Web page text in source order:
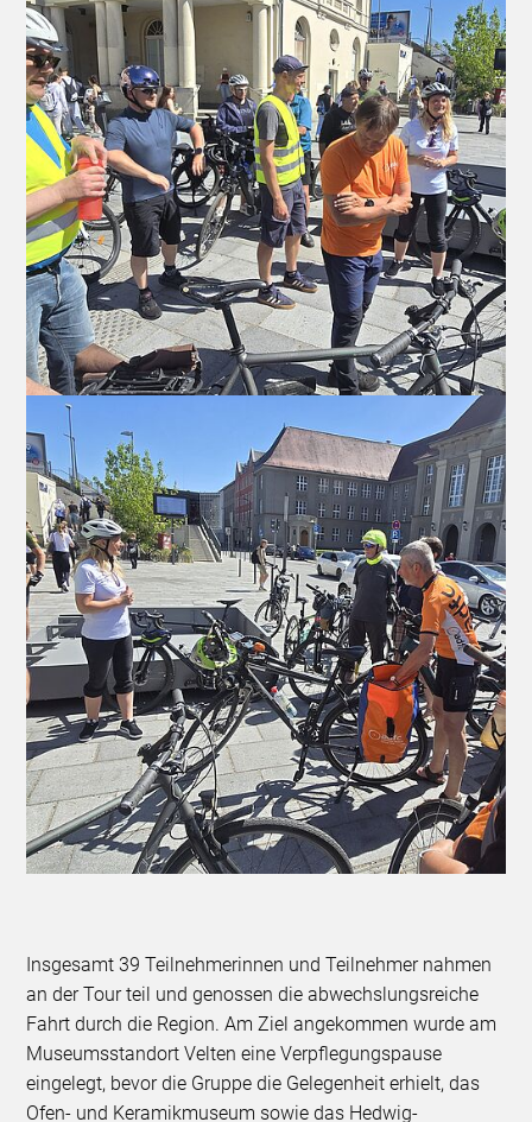
Insgesamt 39 Teilnehmerinnen und Teilnehmer nahmen
an der Tour teil und genossen die abwechslungsreiche
Fahrt durch die Region. Am Ziel angekommen wurde am
Museumsstandort Velten eine Verpflegungspause
eingelegt, bevor die Gruppe die Gelegenheit erhielt, das
Ofen- und Keramikmuseum sowie das Hedwig-